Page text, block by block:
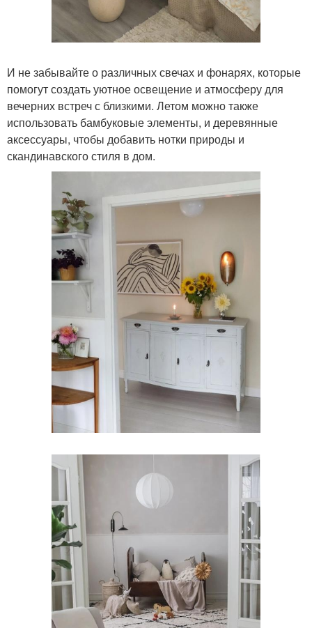
И не забывайте о различных свечах и фонарях, которые
помогут создать уютное освещение и атмосферу для
вечерних встреч с близкими. Летом можно также
использовать бамбуковые элементы, и деревянные
аксессуары, чтобы добавить нотки природы и
скандинавского стиля в дом.